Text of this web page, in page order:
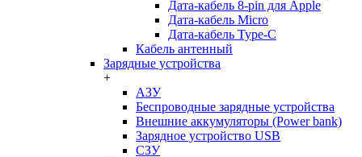
Дата-кабель 8-pin для Apple
Дата-кабель Micro
Дата-кабель Type-C
Кабель антенный
Зарядные устройства
+
АЗУ
Беспроводные зарядные устройства
Внешние аккумуляторы (Power bank)
Зарядное устройство USB
СЗУ